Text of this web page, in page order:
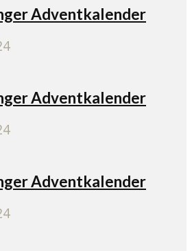
Adventkalender
Adventkalender
Adventkalender